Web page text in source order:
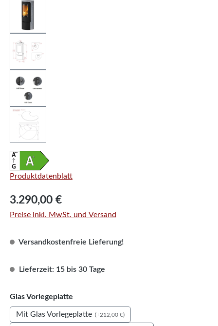
Produktdatenblatt
Regulärer Preis:
3.290,00 €
Preise inkl. MwSt. und Versand
Versandkostenfreie Lieferung!
Lieferzeit: 15 bis 30 Tage
Glas Vorlegeplatte
Mit Glas Vorlegeplatte (+212,00 €)